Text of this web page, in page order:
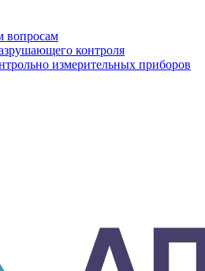
вопросам
контроля
измерительных приборов